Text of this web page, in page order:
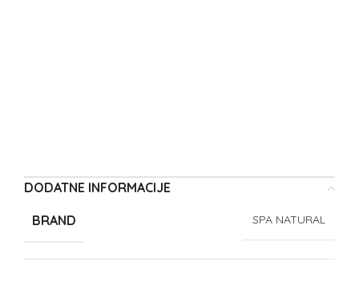
DODATNE INFORMACIJE
BRAND SPA NATURAL